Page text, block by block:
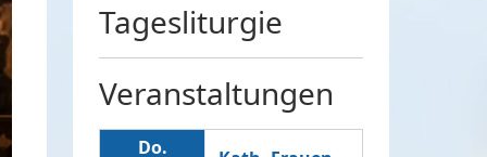
Tagesliturgie
Veranstaltungen
Do.